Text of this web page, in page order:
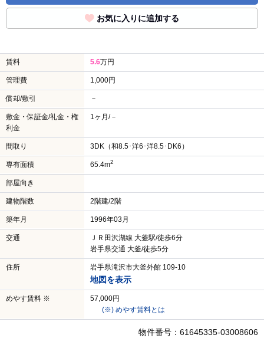
お気に入りに追加する
賃料 5.6万円
管理費 1,000円
償却/敷引 －
敷金・保証金/礼金・権
利金
1ヶ月/－
間取り 3DK（和8.5･洋6･洋8.5･DK6）
専有面積 65.4m2
部屋向き
建物階数 2階建/2階
築年月 1996年03月
交通
ＪＲ田沢湖線 大釜駅/徒歩6分
岩手県交通 大釜/徒歩5分
住所 岩手県滝沢市大釜外館 109-10
地図を表示
めやす賃料 ※
57,000円
(※) めやす賃料とは
物件番号：61645335-03008606